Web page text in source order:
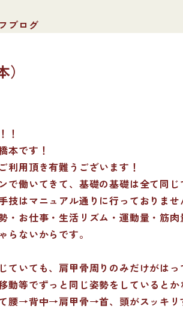
ブログ
！
本です！
利用頂き有難うございます！
働いてきて、基礎の基礎は全て同じ
はマニュアル通りに行っておりませ
・お仕事・生活リズム・運動量・筋
ないからです。
いても、肩甲骨周りのみだけがはっ
等でずっと同じ姿勢をしているとか
腰→背中→肩甲骨→首、頭がスッキリ